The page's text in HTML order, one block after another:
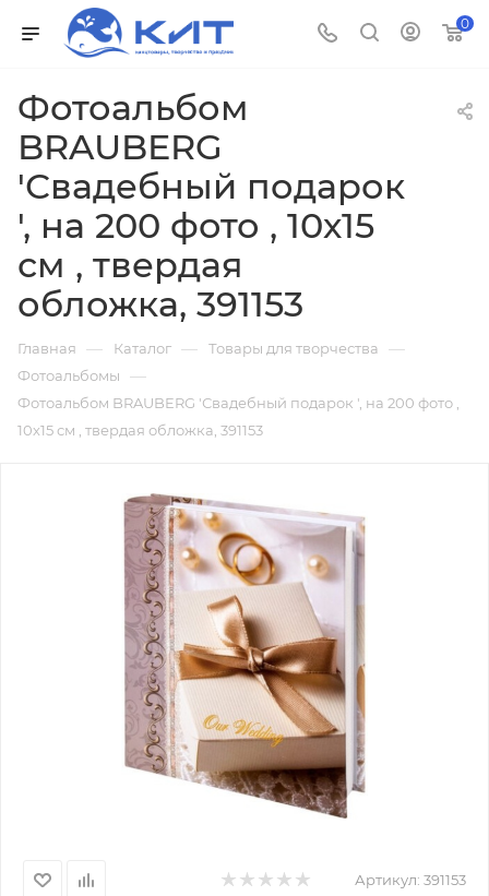
0
Фотоальбом
BRAUBERG
'Свадебный подарок
', на 200 фото , 10х15
см , твердая
обложка, 391153
Главная — Каталог — Товары для творчества —
Фотоальбомы —
Фотоальбом BRAUBERG 'Свадебный подарок ', на 200 фото ,
10х15 см , твердая обложка, 391153
Артикул: 391153